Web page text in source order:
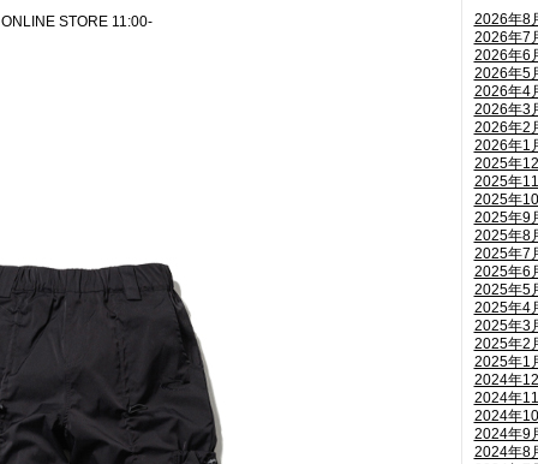
2026年8
2026年7
2026年6
2026年5
2026年4
2026年3
2026年2
2026年1
2025年
2025年
2025年
2025年9
2025年8
2025年7
2025年6
2025年5
2025年4
2025年3
2025年2
2025年1
2024年
2024年
2024年
2024年9
2024年8
ONLINE STORE 11:00-